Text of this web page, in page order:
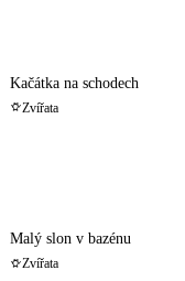
Kačátka na schodech
Zvířata
Malý slon v bazénu
Zvířata